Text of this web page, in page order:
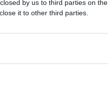
by us to third parties on the
it to other third parties.
- ToscanaMedia.